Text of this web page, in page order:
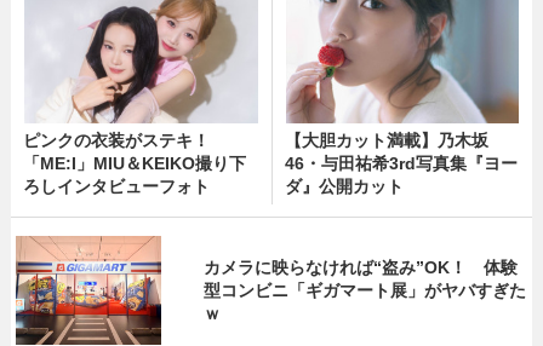
ピンクの衣装がステキ！
「ME:I」MIU＆KEIKO撮り下
ろしインタビューフォト
【大胆カット満載】乃木坂
46・与田祐希3rd写真集『ヨー
ダ』公開カット
カメラに映らなければ“盗み”OK！ 体験
型コンビニ「ギガマート展」がヤバすぎた
ｗ